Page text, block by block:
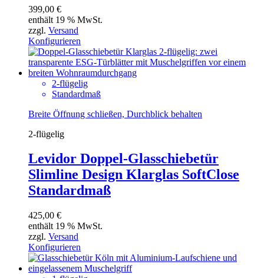
399,00 €
enthält 19 % MwSt.
zzgl. Versand
Konfigurieren
2-flügelig
Standardmaß
Breite Öffnung schließen, Durchblick behalten
2-flügelig
Levidor Doppel-Glasschiebetür
Slimline Design Klarglas SoftClose
Standardmaß
425,00 €
enthält 19 % MwSt.
zzgl. Versand
Konfigurieren